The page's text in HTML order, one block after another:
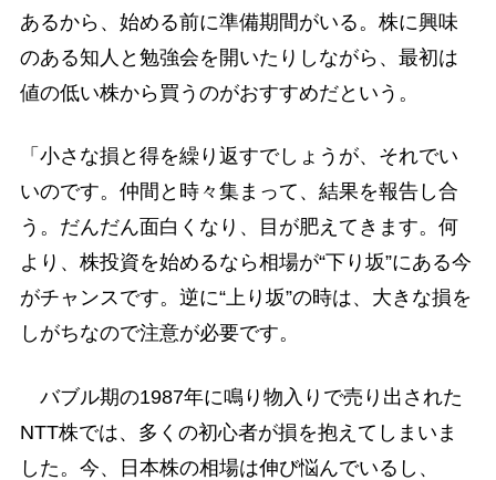
あるから、始める前に準備期間がいる。株に興味
のある知人と勉強会を開いたりしながら、最初は
値の低い株から買うのがおすすめだという。
「小さな損と得を繰り返すでしょうが、それでい
いのです。仲間と時々集まって、結果を報告し合
う。だんだん面白くなり、目が肥えてきます。何
より、株投資を始めるなら相場が“下り坂”にある今
がチャンスです。逆に“上り坂”の時は、大きな損を
しがちなので注意が必要です。
バブル期の1987年に鳴り物入りで売り出された
NTT株では、多くの初心者が損を抱えてしまいま
した。今、日本株の相場は伸び悩んでいるし、